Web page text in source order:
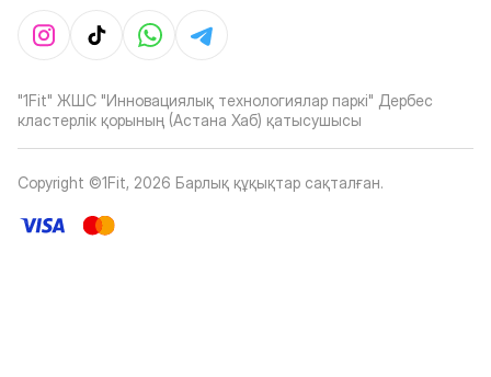
"1Fit" ЖШС "Инновациялық технологиялар паркі" Дербес
кластерлік қорының (Астана Хаб) қатысушысы
Copyright ©1Fit, 2026 Барлық құқықтар сақталған.